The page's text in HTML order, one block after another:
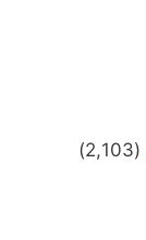
(2,103)